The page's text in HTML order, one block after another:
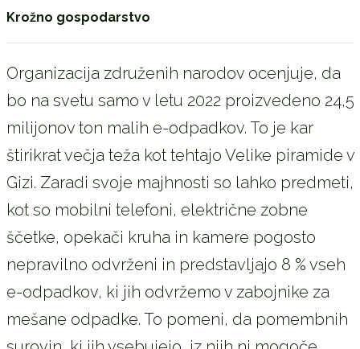
Krožno gospodarstvo
Organizacija združenih narodov ocenjuje, da
bo na svetu samo v letu 2022 proizvedeno 24,5
milijonov ton malih e-odpadkov. To je kar
štirikrat večja teža kot tehtajo Velike piramide v
Gizi. Zaradi svoje majhnosti so lahko predmeti,
kot so mobilni telefoni, električne zobne
ščetke, opekači kruha in kamere pogosto
nepravilno odvrženi in predstavljajo 8 % vseh
e-odpadkov, ki jih odvržemo v zabojnike za
mešane odpadke. To pomeni, da pomembnih